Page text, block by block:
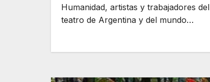
Humanidad, artistas y trabajadores del
teatro de Argentina y del mundo…